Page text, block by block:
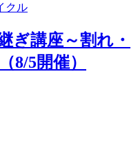
クル
ぎ講座～割れ・
8/5開催）